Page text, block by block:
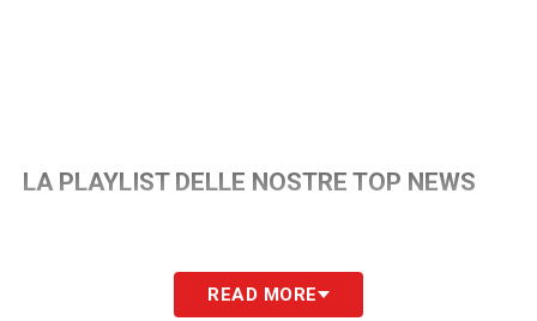
LA PLAYLIST DELLE NOSTRE TOP NEWS
READ MORE